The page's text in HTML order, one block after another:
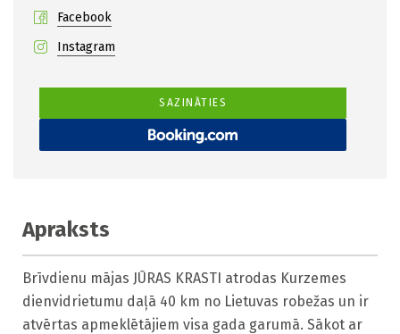
Facebook
Instagram
SAZINĀTIES
Apraksts
Brīvdienu mājas JŪRAS KRASTI atrodas Kurzemes
dienvidrietumu daļā 40 km no Lietuvas robežas un ir
atvērtas apmeklētājiem visa gada garumā. Sākot ar